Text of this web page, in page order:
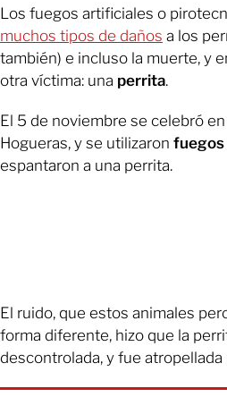
Los fuegos artificiales o
muchos tipos de daños a los
también) e incluso la muerte, y
otra víctima: una perrita.
El 5 de noviembre se celebró
Hogueras, y se utilizaron
espantaron a una perrita.
El ruido, que estos animales
forma diferente, hizo que la
descontrolada, y fue atropellada